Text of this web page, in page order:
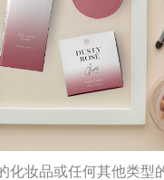
化妆品或任何其他类型